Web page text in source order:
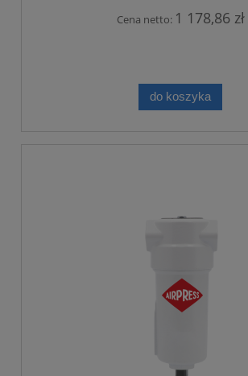
Cena netto: 1 178,86 zł
do koszyka